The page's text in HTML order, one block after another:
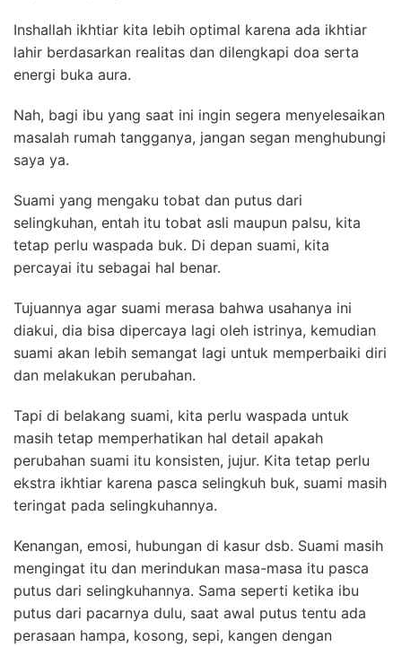
Inshallah ikhtiar kita lebih optimal karena ada ikhtiar
lahir berdasarkan realitas dan dilengkapi doa serta
energi buka aura.
Nah, bagi ibu yang saat ini ingin segera menyelesaikan
masalah rumah tangganya, jangan segan menghubungi
saya ya.
Suami yang mengaku tobat dan putus dari
selingkuhan, entah itu tobat asli maupun palsu, kita
tetap perlu waspada buk. Di depan suami, kita
percayai itu sebagai hal benar.
Tujuannya agar suami merasa bahwa usahanya ini
diakui, dia bisa dipercaya lagi oleh istrinya, kemudian
suami akan lebih semangat lagi untuk memperbaiki diri
dan melakukan perubahan.
Tapi di belakang suami, kita perlu waspada untuk
masih tetap memperhatikan hal detail apakah
perubahan suami itu konsisten, jujur. Kita tetap perlu
ekstra ikhtiar karena pasca selingkuh buk, suami masih
teringat pada selingkuhannya.
Kenangan, emosi, hubungan di kasur dsb. Suami masih
mengingat itu dan merindukan masa-masa itu pasca
putus dari selingkuhannya. Sama seperti ketika ibu
putus dari pacarnya dulu, saat awal putus tentu ada
perasaan hampa, kosong, sepi, kangen dengan